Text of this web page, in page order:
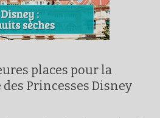
places pour la
des Princesses Disney